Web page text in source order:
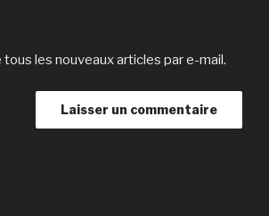
les nouveaux articles par e-mail.